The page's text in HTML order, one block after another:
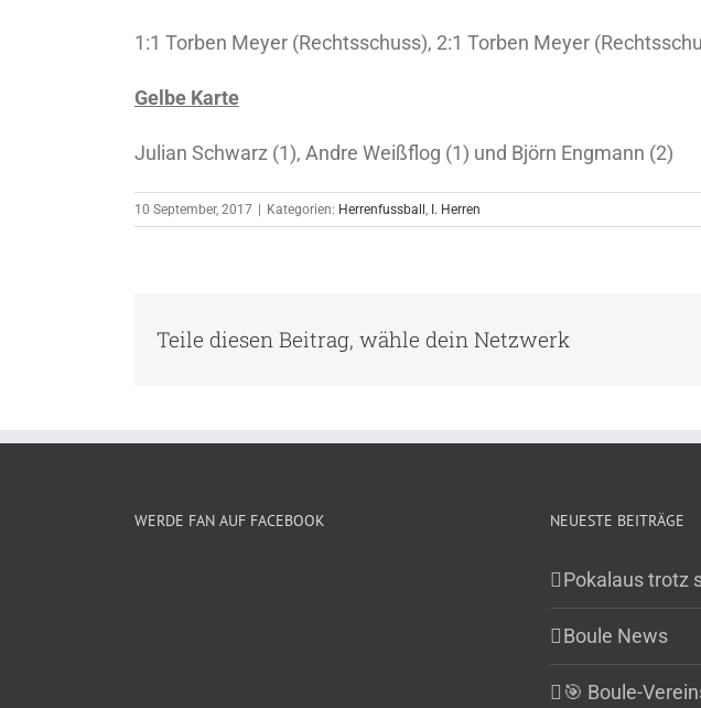
1:1 Torben Meyer (Rechtsschuss), 2:1 Torben Meyer
Gelbe Karte
Julian Schwarz (1), Andre Weißflog (1) und Björn Engmann (2)
10 September, 2017 Kategorien: Herrenfussball , I. Herren
Teile diesen Beitrag, wähle dein Netzwerk
WERDE FAN AUF FACEBOOK NEUESTE BEITRÄGE
Pokalaus trotz
Boule News
🎯 Boule-